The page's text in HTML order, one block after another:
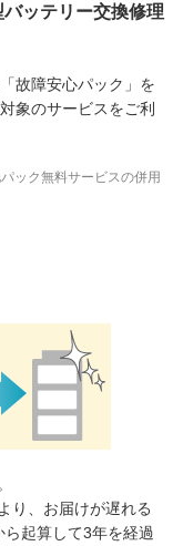
ッテリー交換修理
故障安心パック」を
象のサービスをご利
ック無料サービスの併用
り、お届けが遅れる
起算して3年を経過